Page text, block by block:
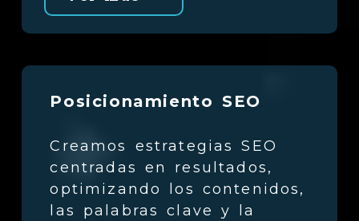
Posicionamiento SEO
Creamos estrategias SEO
centradas en resultados,
optimizando los contenidos,
las palabras clave y la